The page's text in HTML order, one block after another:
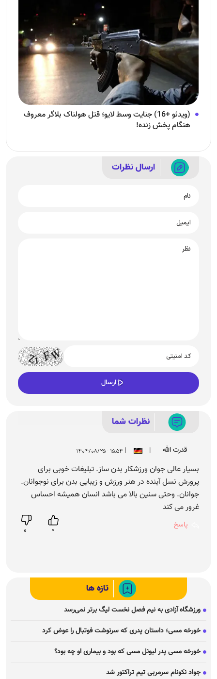
(ویدئو +16) جنایت وسط لایو؛ قتل هولناک بلاگر معروف
هنگام پخش زنده!
ارسال نظرات
نظرات شما
قدرت الله |
| ۱۵:۵۴ - ۱۴۰۴/۰۸/۲۵
بسیار عالی جوان ورزشکار بدن ساز. تبلیغات خوبی برای
پرورش نسل آینده در هنر ورزش و زیبایی بدن برای نوجوانان.
جوانان. وحتی سنین بالا می باشد انسان همیشه احساس
غرور می کند
پاسخ 0
0
تازه ها
ورزشگاه آزادی به نیم فصل نخست لیگ برتر نمی‌رسد
خورخه مسی؛ داستان پدری که سرنوشت فوتبال را عوض کرد
خورخه مسی پدر لیونل مسی که بود و بیماری او چه بود؟
جواد نکونام سرمربی تیم تراکتور شد